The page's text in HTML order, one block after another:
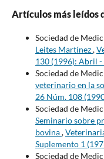
Artículos más leídos
Sociedad de
Leites Martínez,
130 (1996): Abril -
Sociedad de
veterinario en la
26 Núm. 108
Sociedad de
Seminario sobre
bovina,
Suplemento 1
Sociedad de